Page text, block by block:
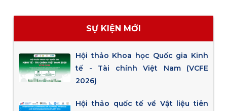
SỰ KIỆN MỚI
Hội thảo Khoa học Quốc gia Kinh
tế - Tài chính Việt Nam (VCFE
2026)
Hội thảo quốc tế về Vật liệu tiên